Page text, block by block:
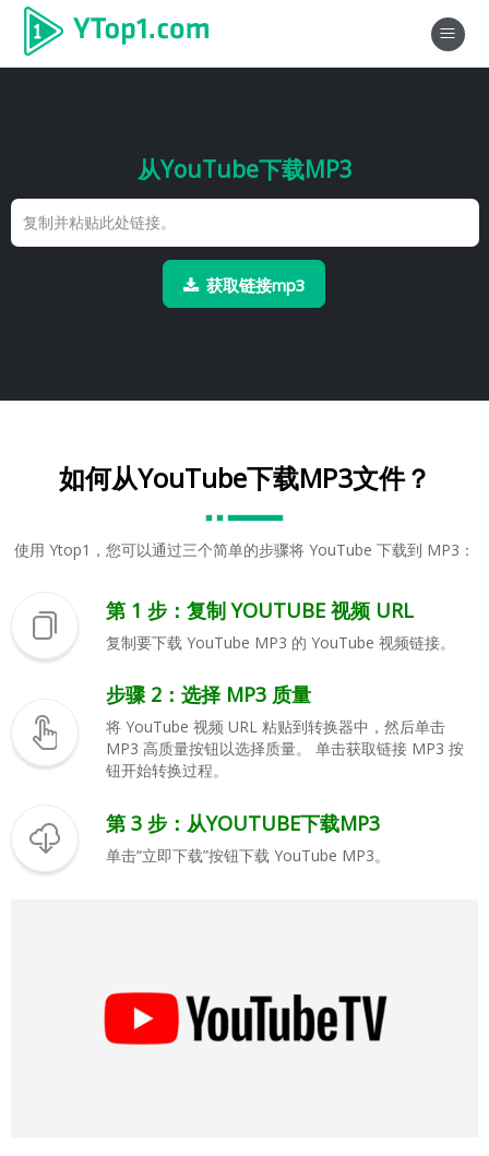
从YouTube下载MP3
获取链接mp3
如何从YouTube下载MP3文件？
使用 Ytop1，您可以通过三个简单的步骤将 YouTube 下载到 MP3：
第 1 步：复制 YOUTUBE 视频 URL
复制要下载 YouTube MP3 的 YouTube 视频链接。
步骤 2：选择 MP3 质量
将 YouTube 视频 URL 粘贴到转换器中，然后单击
MP3 高质量按钮以选择质量。 单击获取链接 MP3 按
钮开始转换过程。
第 3 步：从YOUTUBE下载MP3
单击“立即下载”按钮下载 YouTube MP3。